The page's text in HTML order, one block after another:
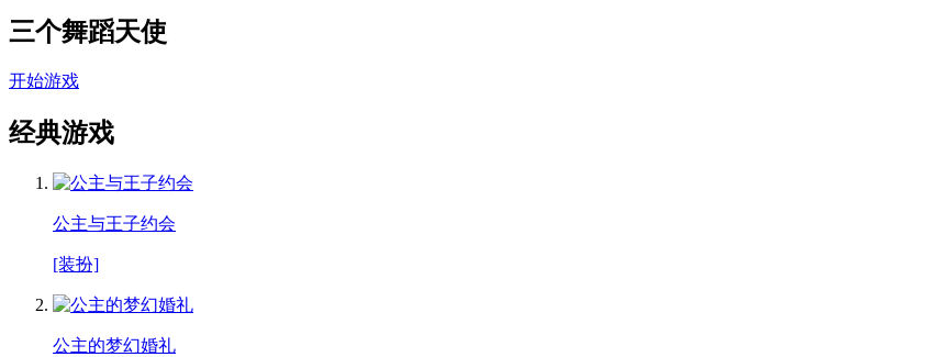
三个舞蹈天使
开始游戏
经典游戏
公主与王子约会
[装扮]
公主的梦幻婚礼